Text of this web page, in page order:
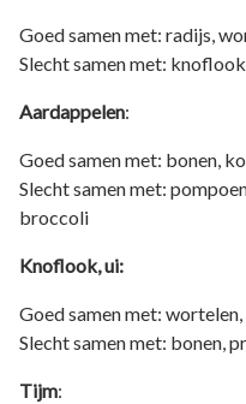
Goed samen met: radijs,
Slecht samen met:
Aardappelen:
Goed samen met: bonen,
Slecht samen met:
broccoli
Knoflook, ui:
Goed samen met:
Slecht samen met: bonen,
Tijm: